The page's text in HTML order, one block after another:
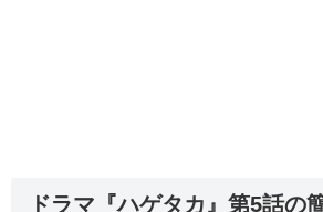
ドラマ『ハゲタカ』第5話の